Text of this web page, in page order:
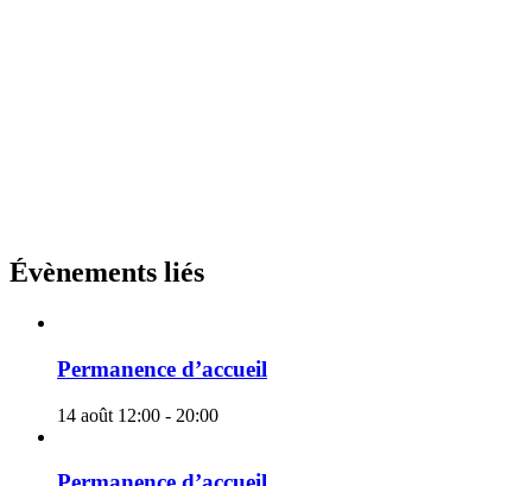
Évènements liés
Permanence d’accueil
14 août 12:00 - 20:00